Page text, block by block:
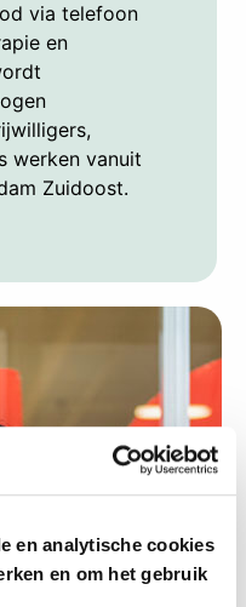
en analytische cookies
en om het gebruik
via telefoon
en
werken vanuit
Zuidoost.